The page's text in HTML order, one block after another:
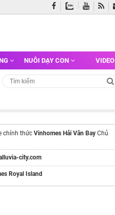
NUÔI DẠY CON VIDEO
chính thức Vinhomes Hải Vân Bay Chủ
city.com
Royal Island